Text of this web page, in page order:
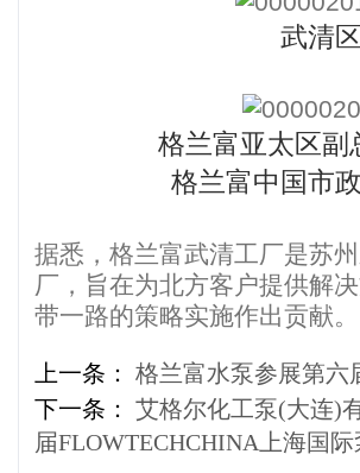
武清
格兰富亚太区副
格兰富中国市
据悉，格兰富武清工厂是苏
厂，旨在为北方客户提供解
带一路的策略实施作出贡献。
上一条： 格兰富水泵参展第六
下一条： 艾格尔化工泵(大连)
届FLOWTECHCHINA上海国